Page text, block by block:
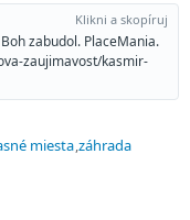
Klikni a skopíruj
zabudol. PlaceMania.
zaujimavost/kasmir-
miesta záhrada